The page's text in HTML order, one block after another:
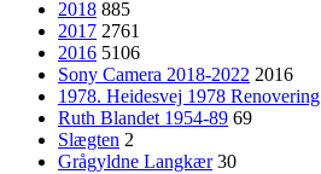
2018 885
2017 2761
2016 5106
Sony Camera 2018-2022 2016
1978. Heidesvej 1978 Renovering
Ruth Blandet 1954-89 69
Slægten 2
Grågyldne Langkær 30